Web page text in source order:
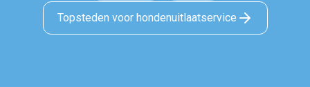
Topsteden voor hondenuitlaatservice